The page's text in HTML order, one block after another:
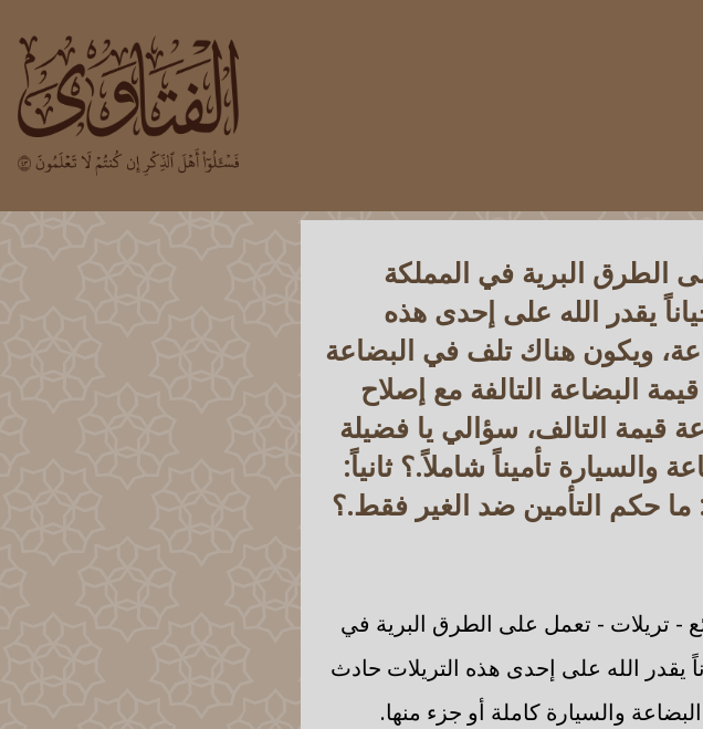
الطرق البرية في المملكة
يقدر الله على إحدى هذه
ويكون هناك تلف في البضاعة
البضاعة التالفة مع إصلاح
قيمة التالف، سؤالي يا فضيلة
تأميناً شاملاً.؟ ثانياً:
ما حكم التأمين ضد الغير فقط.؟
- تريلات - تعمل على الطرق البرية في
يقدر الله على إحدى هذه التريلات حادث
والسيارة كاملة أو جزء منها.